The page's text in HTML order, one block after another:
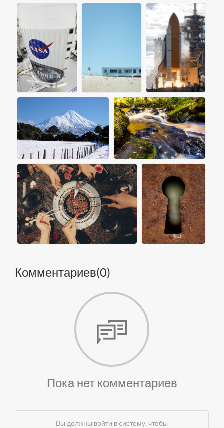
Комментариев(0)
Пока нет комментариев
Вы должны войти в систему, чтобы